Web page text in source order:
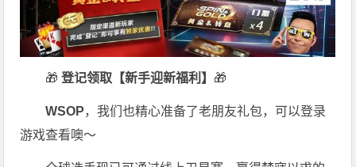
🎁 登记领取【新手迎新福利】 🎁
WSOP，我们也精心准备了老朋友礼包，可以登录
游戏查看噢～